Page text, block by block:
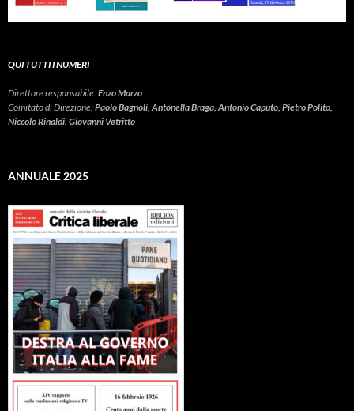
QUI TUTTI I NUMERI
Direttore responsabile:Enzo Marzo
Comitato di Direzione:Paolo Bagnoli, Antonella Braga, Antonio Caputo, Pietro Polito,
Niccolò Rinaldi, Giovanni Vetritto
ANNUALE 2025